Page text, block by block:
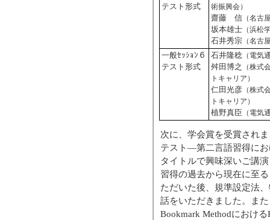
テスト形式
術振興会）
齋藤 信（名古
坂本雄士（浜松
石井秀宗（名古
一般ｾｯｼｮﾝ６
テスト形式
石井隆稔（電気
舛田博之
（株式
トキャリア）
仁田光彦（株式
トキャリア）
植野真臣 （電気
次に、学会賞を受賞され
テスト―第二言語習得に
タイトルで興味深いご講
習得の過去から現在に至
ただいた後、規準設定法
話をいただきました。ま
Bookmark Methodにおける